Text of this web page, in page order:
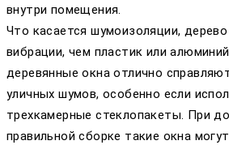
внутри помещения.
Что касается шумоизоляции,
вибрации, чем пластик или
деревянные окна отлично
уличных шумов, особенно если
трехкамерные стеклопакеты. При
правильной сборке такие окна